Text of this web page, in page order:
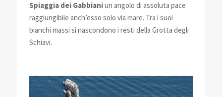
Spiaggia dei Gabbianiun angolo di assoluta pace
raggiungibile anch’esso solo via mare. Tra i suoi
bianchi massi si nascondono i resti della Grotta degli
Schiavi.